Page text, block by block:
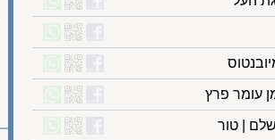
עומר פרץ
| טור